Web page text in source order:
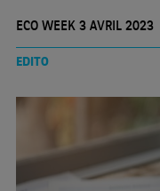
ECO WEEK 3 AVRIL 2023
EDITO